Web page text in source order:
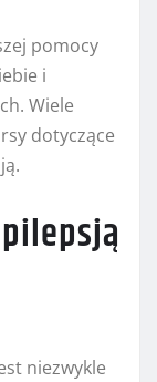
pomocy
i
Wiele
dotyczące
niezwykle